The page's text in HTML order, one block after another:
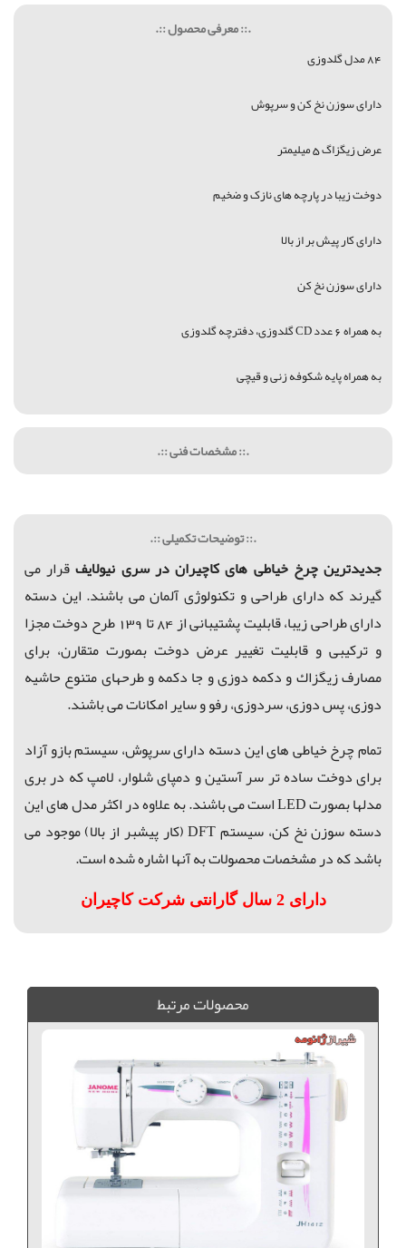
.:: معرفی محصول ::.
84 مدل گلدوزی
دارای سوزن نخ کن و سرپوش
عرض زیگزاگ 5 میلیمتر
دوخت زیبا در پارچه های نازک و ضخیم
دارای کار پیش بر از بالا
دارای سوزن نخ کن
به همراه 6 عدد CD گلدوزی، دفترچه گلدوزی
به همراه پایه شکوفه زنی و قیچی
.:: مشخصات فنی ::.
.:: توضیحات تکمیلی ::.
جدیدترین چرخخیاطی های کاچیران درسری نیولایفقرار می
گیرند که دارای طراحی و تکنولوژی آلمان می باشند. این دسته
دارای طراحی زیبا، قابلیت پشتیبانی از 84 تا 139 طرح دوخت مجزا
و تركیبی و قابلیت تغییر عرض دوخت بصورت متقارن، برای
مصارف زیگزاك و دكمه دوزی و جا دكمه و طرحهای متنوع حاشیه
دوزی، پس دوزی، سردوزی، رفو و سایر امکانات می باشند.
تمام چرخ خیاطی های این دسته دارای سرپوش،سیستم بازو آزاد
برای دوخت ساده تر سر آستین و دمپای شلوار، لامپ که در بری
مدلها بصورت LED است می باشند.
به علاوه در اکثر مدل های این
دسته سوزن نخ کن،
سیستم DFT (کار پیشبر از بالا) موجود می
باشد که در مشخصات محصولات به آنها اشاره شده است.
دارای 2 سال گارانتی شرکت کاچیران
محصولات مرتبط